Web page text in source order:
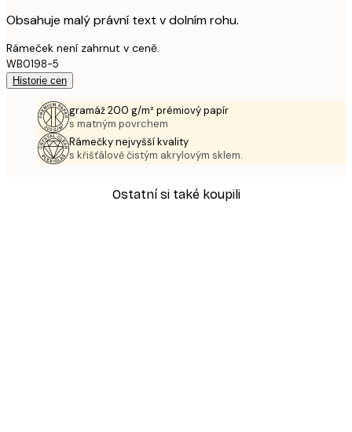
Obsahuje malý právní text v dolním rohu.
Rámeček není zahrnut v ceně.
WB0198-5
Historie cen
gramáž 200 g/m² prémiový papír
s matným povrchem
Rámečky nejvyšší kvality
s křišťálově čistým akrylovým sklem.
Ostatní si také koupili